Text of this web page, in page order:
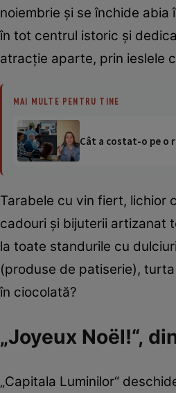
noiembrie şi se închide abia
în tot centrul istoric şi
atracţie aparte, prin ieslele
MAI MULTE PENTRU TINE
Cât a costat-o pe o
Tarabele cu vin fiert, lichior
cadouri şi bijuterii artizanat
la toate standurile cu
(produse de patiserie),
în ciocolată?
„Joyeux Noël!“,
„Capitala Luminilor“